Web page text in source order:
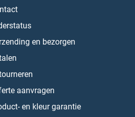
en bezorgen
aanvragen
en kleur garantie